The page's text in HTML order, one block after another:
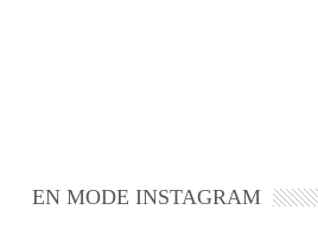
EN MODE INSTAGRAM